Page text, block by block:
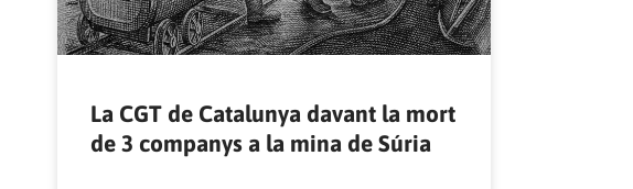
La CGT de Catalunya davant la mort
de 3 companys a la mina de Súria